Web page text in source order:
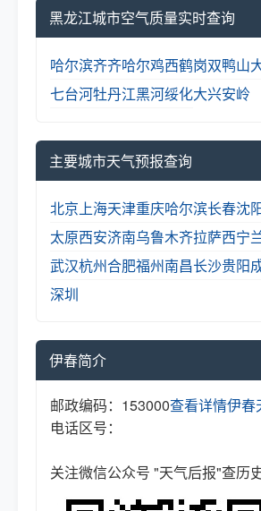
黑龙江城市空气质量实时查询
哈尔滨齐齐哈尔鸡西鹤岗双鸭山
七台河牡丹江黑河绥化大兴安岭
主要城市天气预报查询
北京 上海天津重庆哈尔滨长春沈
太原西安济南乌鲁木齐拉萨西宁
武汉杭州合肥福州南昌长沙贵阳
深圳
伊春简介
邮政编码：153000
电话区号：
查看详情伊春
关注微信公众号 "天气后报"查历